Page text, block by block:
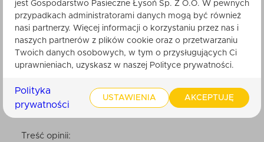
Bądź pierwszy. Po zatwierdzeniu przez
obsługę sklepu, będzie ona widoczna dla
innych klientów.
Twoje imię
Twoja ocena:
Treść opinii:
jest Gospodarstwo Pasieczne Łysoń Sp. Z O.O. W pewnych
przypadkach administratorami danych mogą być również
nasi partnerzy. Więcej informacji o korzystaniu przez nas i
naszych partnerów z plików cookie oraz o przetwarzaniu
Twoich danych osobowych, w tym o przysługujących Ci
uprawnieniach, uzyskasz w naszej Polityce prywatności.
Polityka
prywatności
USTAWIENIA AKCEPTUJĘ